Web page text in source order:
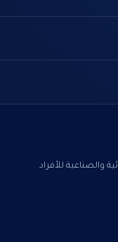
والصناعية للأفراد